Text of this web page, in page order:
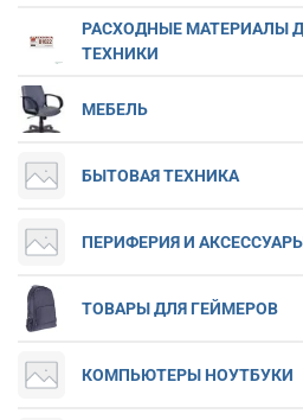
РАСХОДНЫЕ МАТЕРИАЛЫ
ТЕХНИКИ
МЕБЕЛЬ
БЫТОВАЯ ТЕХНИКА
ПЕРИФЕРИЯ И
ТОВАРЫ ДЛЯ ГЕЙМЕРОВ
КОМПЬЮТЕРЫ НОУТБУКИ